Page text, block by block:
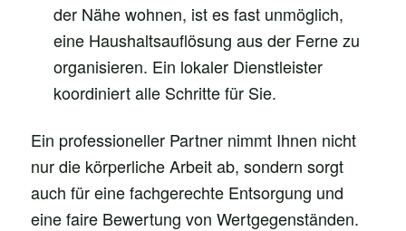
der Nähe wohnen, ist es fast unmöglich,
eine Haushaltsauflösung aus der Ferne zu
organisieren. Ein lokaler Dienstleister
koordiniert alle Schritte für Sie.
Ein professioneller Partner nimmt Ihnen nicht
nur die körperliche Arbeit ab, sondern sorgt
auch für eine fachgerechte Entsorgung und
eine faire Bewertung von Wertgegenständen.